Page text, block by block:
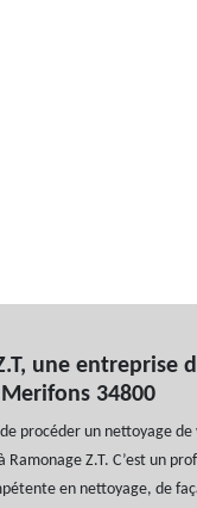
une entreprise
34800
de procéder un nettoyage
Ramonage Z.T. C’est un
en nettoyage, de